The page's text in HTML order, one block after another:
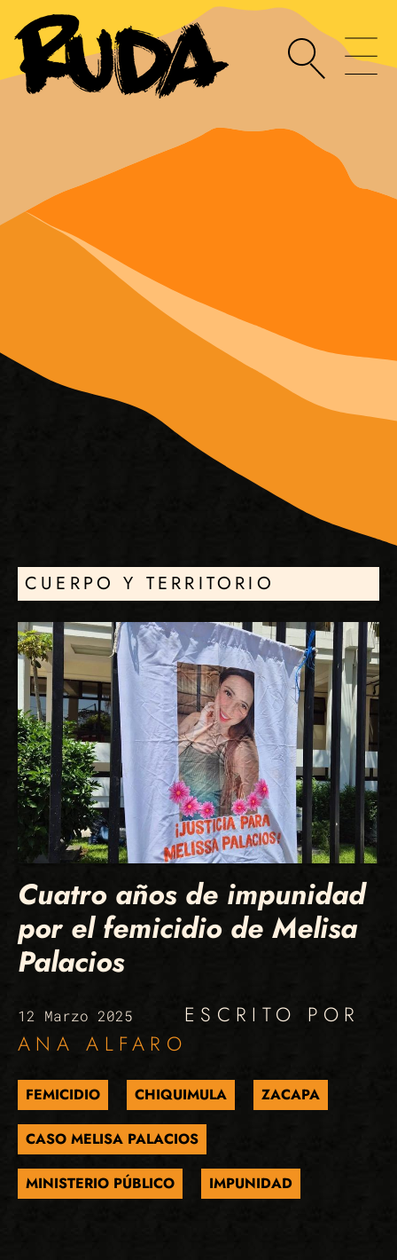
CUERPO Y TERRITORIO
Cuatro años de impunidad
por el femicidio de Melisa
Palacios
12 Marzo 2025
ESCRITO POR
ANA ALFARO
FEMICIDIO CHIQUIMULA ZACAPA
CASO MELISA PALACIOS
MINISTERIO PÚBLICO IMPUNIDAD